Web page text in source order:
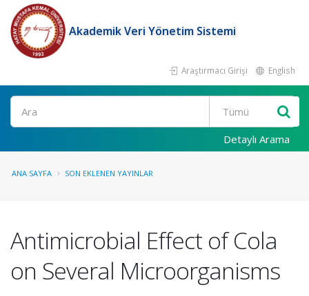
Akademik Veri Yönetim Sistemi
Araştırmacı Girişi English
Ara
Detaylı Arama
ANA SAYFA SON EKLENEN YAYINLAR
Antimicrobial Effect of Cola
on Several Microorganisms